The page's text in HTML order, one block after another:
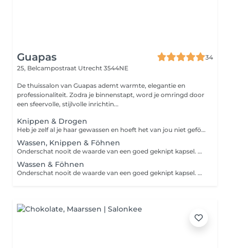
Guapas
34
25, Belcampostraat Utrecht 3544NE
De thuissalon van Guapas ademt warmte, elegantie en
professionaliteit. Zodra je binnenstapt, word je omringd door
een sfeervolle, stijlvolle inrichtin...
Knippen & Drogen
Heb je zelf al je haar gewassen en hoeft het van jou niet geföhnd te worden? Dan past deze behandeling goed bij jou. Alleen een knip behandeling zodat je haar weer goed in model valt. Onderschat nooit de waarde van een goed geknipt kapsel. Of je nu kort, lang, stijl of krullend haar hebt, de specialist helpt je bij het creëren van het kapsel die het beste bij jou past.
Wassen, Knippen & Föhnen
Onderschat nooit de waarde van een goed geknipt kapsel. Of je nu voor een bob, lagen of pony kiest, de specialist helpt je bij het creëren van het kapsel die het beste bij jou past. Zo wordt er weer meer volume in je kapsel gebracht en springt je gezicht er mooi uit. Combineer het knippen met wassen en föhnen voor de ultieme ervaring.
Wassen & Föhnen
Onderschat nooit de waarde van een goed geknipt kapsel. Of je nu kort, lang, stijl of krullend haar hebt, de specialist helpt je bij het creëren van het kapsel die het beste bij jou past. Vul de behandeling aan met het wassen & drogen van je haar voor de ultieme ervaring!